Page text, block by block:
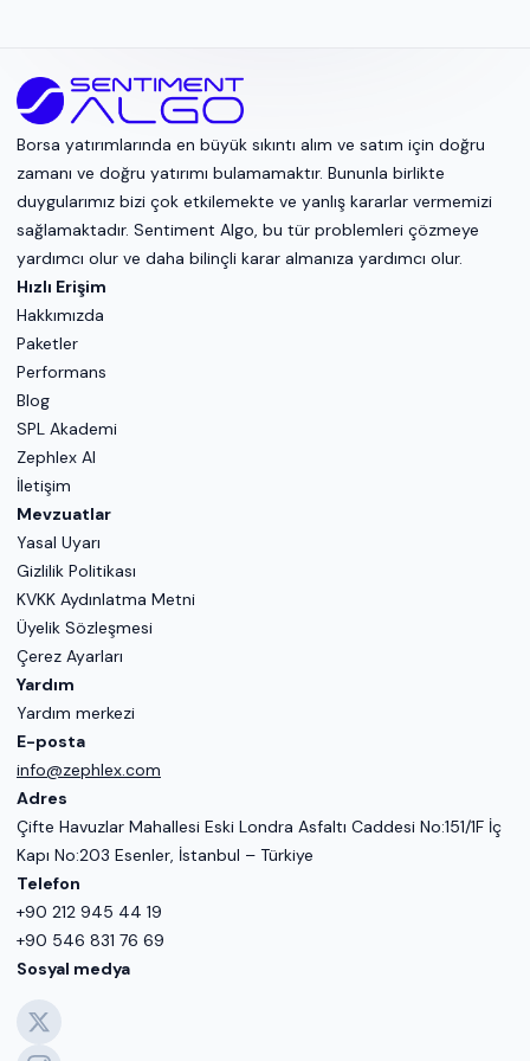
Borsa yatırımlarında en büyük sıkıntı alım ve satım için doğru
zamanı ve doğru yatırımı bulamamaktır. Bununla birlikte
duygularımız bizi çok etkilemekte ve yanlış kararlar vermemizi
sağlamaktadır. Sentiment Algo, bu tür problemleri çözmeye
yardımcı olur ve daha bilinçli karar almanıza yardımcı olur.
Hızlı Erişim
Hakkımızda
Paketler
Performans
Blog
SPL Akademi
Zephlex AI
İletişim
Mevzuatlar
Yasal Uyarı
Gizlilik Politikası
KVKK Aydınlatma Metni
Üyelik Sözleşmesi
Çerez Ayarları
Yardım
Yardım merkezi
E-posta
info@zephlex.com
Adres
Çifte Havuzlar Mahallesi Eski Londra Asfaltı Caddesi No:151/1F İç
Kapı No:203 Esenler, İstanbul – Türkiye
Telefon
+90 212 945 44 19
+90 546 831 76 69
Sosyal medya